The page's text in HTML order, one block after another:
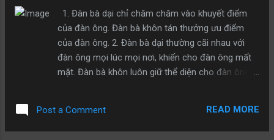
Không thể ngờ rằng, con gái tôi bỗng nói: “Không
sao, mang về nhà rửa là sạch thôi. Chị đi làm việc
của chị đi, thật mà, không sao đâu.” Khẩu khí của
con gái tôi thật là nhẹ nhàng, cho dù người làm
sai là cô hầu bàn. Tôi trừng mắt nhìn con gái, cảm
thấy bản thân mình như một quả khí cầu, bơm đầy
1. Đàn bà dại chỉ chăm chăm vào khuyết điểm
của đàn ông. Đàn bà khôn tán thưởng ưu điểm
của đàn ông. 2. Đàn bà dại thường cãi nhau với
đàn ông mọi lúc mọi nơi, khiến cho đàn ông mất
mặt. Đàn bà khôn luôn giữ thể diện cho đàn ông
dựng tương lai. 4. Đàn bà dại thích so sánh với
người đàn ông của họ với người khác cô ta không
Post a Comment READ MORE